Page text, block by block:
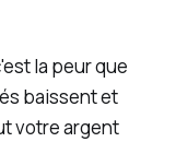
la peur que
baissent et
votre argent